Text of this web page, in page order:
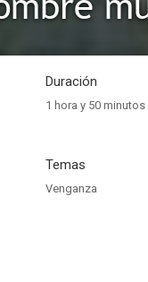
Duración
1 hora y 50 minutos
Temas
Venganza